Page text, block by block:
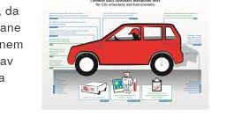
da